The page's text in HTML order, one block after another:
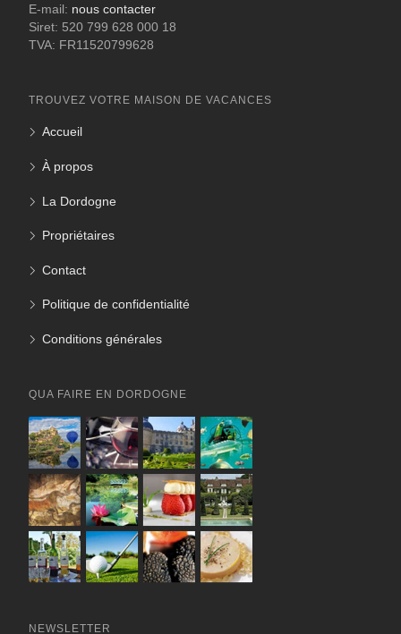
E-mail: nous contacter
Siret: 520 799 628 000 18
TVA: FR11520799628
TROUVEZ VOTRE MAISON DE VACANCES
Accueil
À propos
La Dordogne
Propriétaires
Contact
Politique de confidentialité
Conditions générales
QUA FAIRE EN DORDOGNE
NEWSLETTER